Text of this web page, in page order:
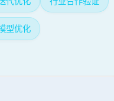
型优化